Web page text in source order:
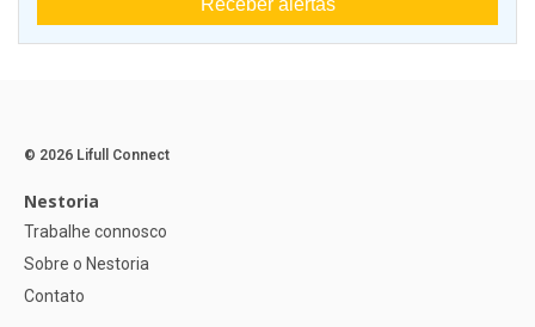
Receber alertas
© 2026 Lifull Connect
Nestoria
Trabalhe connosco
Sobre o Nestoria
Contato